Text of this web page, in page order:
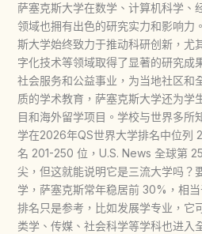
萨塞克斯大学在数学、计算机科学、
领域也拥有出色的研究实力和影响力
斯大学始终致力于推动科研创新，尤
字化技术等领域取得了显著的研究成
社会服务和公益事业，为当地社区和
质的学术教育，萨塞克斯大学还为学
目和海外留学项目。学校与世界多所
学在2026年QS世界大学排名中位列
名 201-250 位，U.S. News 全球第
尖，但这就能说明它是三流大学吗？
学，萨塞克斯常年稳居前 30%，相
排名只是参考，比如发展学专业，它
类学、传媒、社会科学等学科也进入